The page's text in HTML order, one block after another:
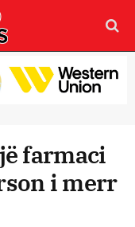
farmaci
i merr